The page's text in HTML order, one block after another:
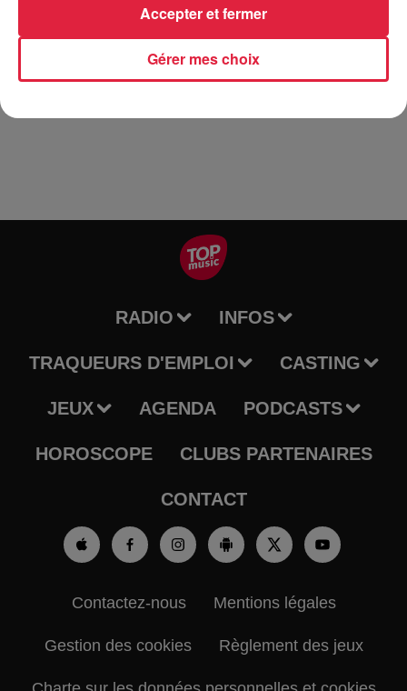
d'animation autour de ce thème. Vous pourrez-vous régaler
sur place d'une cuisse de bœuf rôtie à la broche de tartes
flambées et de grillades proposées par l'association. Toute
la journée les artisans et producteurs locaux vous feront
RADIO INFOS
TRAQUEURS D'EMPLOI CASTING
JEUX AGENDA PODCASTS
HOROSCOPE CLUBS PARTENAIRES
CONTACT
Contactez-nous Mentions légales
Gestion des cookies Règlement des jeux
Gérer mes choix
Accepter et fermer